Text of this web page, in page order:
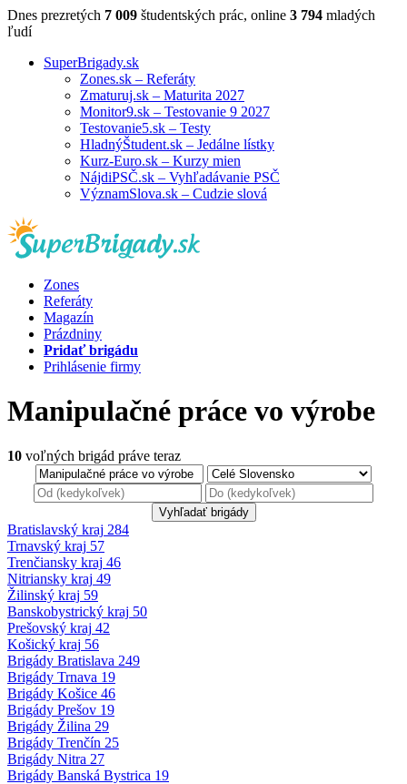
Dnes prezretých 7 009 študentských prác, online 3 794 mladých
ľudí
SuperBrigady.sk
Zones.sk – Referáty
Zmaturuj.sk – Maturita 2027
Monitor9.sk – Testovanie 9 2027
Testovanie5.sk – Testy
HladnýŠtudent.sk – Jedálne lístky
Kurz-Euro.sk – Kurzy mien
NájdiPSČ.sk – Vyhľadávanie PSČ
VýznamSlova.sk – Cudzie slová
Zones
Referáty
Magazín
Prázdniny
Pridať brigádu
Prihlásenie firmy
Manipulačné práce vo výrobe
10 voľných brigád práve teraz
Bratislavský kraj 284
Trnavský kraj 57
Trenčiansky kraj 46
Nitriansky kraj 49
Žilinský kraj 59
Banskobystrický kraj 50
Prešovský kraj 42
Košický kraj 56
Brigády Bratislava 249
Brigády Trnava 19
Brigády Košice 46
Brigády Prešov 19
Brigády Žilina 29
Brigády Trenčín 25
Brigády Nitra 27
Brigády Banská Bystrica 19